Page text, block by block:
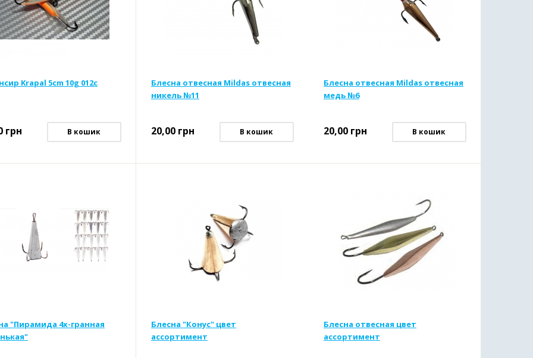
Krapal 5cm 10g 012c
грн В кошик
Блесна отвесная Mildas отвесная
никель №11
20,00 грн В кошик
Блесна отвесная Mildas отвесная
медь №6
20,00 грн В кошик
"Пирамида 4х-гранная
Блесна "Конус" цвет
ассортимент
Блесна отвесная цвет
ассортимент